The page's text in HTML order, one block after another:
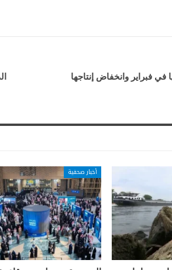
في فبراير وانخفاض إنتاجها
أخبار صحفية